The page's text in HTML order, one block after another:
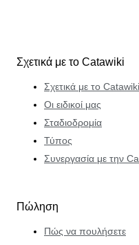
Σχετικά με το Catawiki
Σχετικά με το Catawiki
Οι ειδικοί μας
Σταδιοδρομία
Τύπος
Συνεργασία με την
Πώληση
Πώς να πουλήσετε